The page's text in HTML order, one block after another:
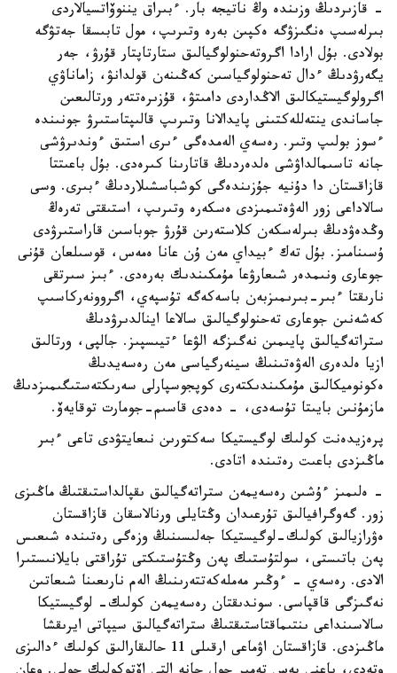
- قازىردىڭ وزىندە وڭ ناتيجە بار. ءبىراق يننوۆاتسيالاردى
بىرلەسىپ ەنگىزۋگە ەكپىن بەرە وتىرىپ، مول تابىسقا جەتۋگە
بولادى. بۇل ارادا اگروتەحنولوگيالىق ستارتاپتار قۇرۋ، جەر
يگەرۋدىڭ ءدال تەحنولوگياسىن كەڭىنەن قولدانۋ، زاماناۋي
اگرولوگيستيكالىق الاڭداردى دامىتۋ، قۇزىرەتتەر ورتالىعىن
جاساندى ينتەللەكتىنى پايدالانا وتىرىپ قالىپتاستىرۋ جونىندە
ءسوز بولىپ وتىر. رەسەي الەمدەگى ءىرى استىق ءوندىرۋشى
جانە تاسىمالداۋشى ەلدەردىڭ قاتارىنا كىرەدى. بۇل باعىتتا
قازاقستان دا دۇنيە جۇزىندەگى كوشباسشىلاردىڭ ءبىرى. وسى
سالاداعى زور الەۋەتىمىزدى ەسكەرە وتىرىپ، استىقتى تەرەڭ
وڭدەۋدىڭ بىرلەسكەن كلاستەرىن قۇرۋ جوباسىن قاراستىرۋدى
ۇسىنامىز. بۇل تەك ءبيداي مەن ۇن عانا ەمەس، قوسىلعان قۇنى
جوعارى ونىمدەر شىعارۋعا مۇمكىندىك بەرەدى. ءبىز سىرتقى
نارىقتا ءبىر-بىرىمىزبەن باسەكەگە تۇسپەي، اگروونەركاسىپ
كەشەنىن جوعارى تەحنولوگيالىق سالاعا اينالدىرۋدىڭ
ستراتەگيالىق پايىمىن نەگىزگە الۋعا ءتيىسپىز. جالپى، ورتالىق
ازيا ەلدەرى الەۋەتىنىڭ سينەرگياسى مەن رەسەيدىڭ
ەكونوميكالىق مۇمكىندىكتەرى كوپجوسپارلى سەرىكتەستىگىمىزدىڭ
مازمۇنىن بايىتا تۇسەدى، - دەدى قاسىم-جومارت توقايەۆ.
پرەزيدەنت كولىك لوگيستيكا سەكتورىن نىعايتۋدى تاعى ءبىر
ماڭىزدى باعىت رەتىندە اتادى.
- ەلىمىز ءۇشىن رەسەيمەن ستراتەگيالىق ىقپالداستىقتىڭ ماڭىزى
زور. گەوگرافيالىق تۇرعىدان وڭتايلى ورنالاسقان قازاقستان
ەۋرازيالىق كولىك-لوگيستيكا جەلىسىنىڭ وزەگى رەتىندە شىعىس
پەن باتىستى، سولتۇستىك پەن وڭتۇستىكتى تۇراقتى بايلانىستىرا
الادى. رەسەي - ءوڭىر مەملەكەتتەرىنىڭ الەم نارىعىنا شىعاتىن
نەگىزگى قاقپاسى. سوندىقتان رەسەيمەن كولىك- لوگيستيكا
سالاسىنداعى ىنتىماقتاستىقتىڭ ستراتەگيالىق سيپاتى ايرىقشا
ماڭىزدى. قازاقستان اۋماعى ارقىلى 11 حالىقارالىق كولىك ءدالىزى